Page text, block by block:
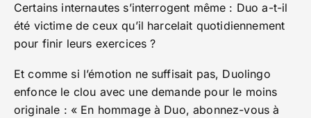
Certains internautes s’interrogent même : Duo a-t-il
été victime de ceux qu’il harcelait quotidiennement
pour finir leurs exercices ?
Et comme si l’émotion ne suffisait pas, Duolingo
enfonce le clou avec une demande pour le moins
originale : « En hommage à Duo, abonnez-vous à